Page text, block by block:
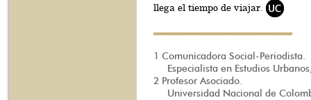
llega el tiempo de viajar.
1 Comunicadora Social-Periodista.
Especialista en Estudios
2 Profesor Asociado.
Universidad Nacional de